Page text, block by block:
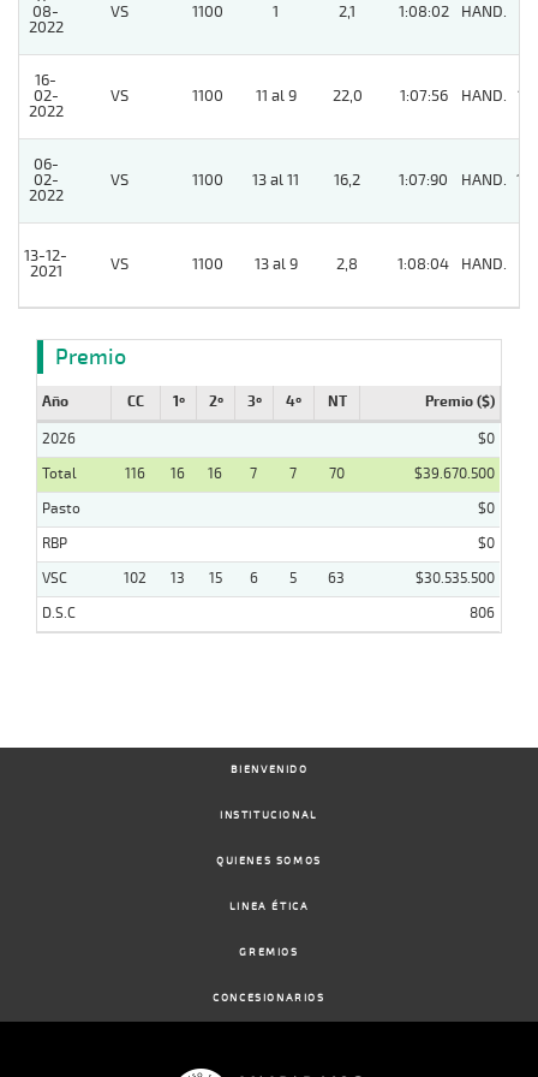
08-
2022
VS 1100 1 2,1 1:08:02 HAND.
16-
02-
2022
VS 1100 11 al 9 22,0 1:07:56 HAND. 13
06-
02-
2022
VS 1100 13 al 11 16,2 1:07:90 HAND. 10
13-12-
2021
VS 1100 13 al 9 2,8 1:08:04 HAND.
Premio
Año CC 1º 2º 3º 4º NT Premio ($)
2026
$0
Total
116 16 16 7 7 70
$39.670.500
Pasto
$0
RBP
$0
VSC
102 13 15 6 5 63
$30.535.500
D.S.C
806
BIENVENIDO
INSTITUCIONAL
QUIENES SOMOS
LINEA ÉTICA
GREMIOS
CONCESIONARIOS